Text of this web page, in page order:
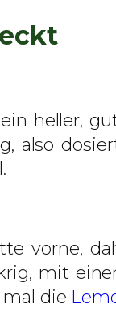
n
i
r
a
m
e
heller,
also
vorne,
mit
die